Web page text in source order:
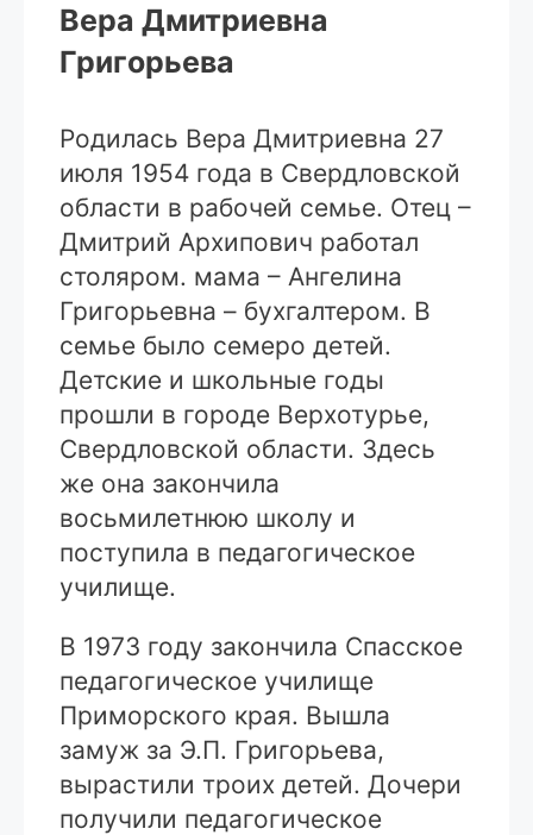
Вера Дмитриевна
Григорьева
Родилась Вера Дмитриевна 27
июля 1954 года в Свердловской
области в рабочей семье. Отец –
Дмитрий Архипович работал
столяром. мама – Ангелина
Григорьевна – бухгалтером. В
семье было семеро детей.
Детские и школьные годы
прошли в городе Верхотурье,
Свердловской области. Здесь
же она закончила
восьмилетнюю школу и
поступила в педагогическое
училище.
В 1973 году закончила Спасское
педагогическое училище
Приморского края. Вышла
замуж за Э.П. Григорьева,
вырастили троих детей. Дочери
получили педагогическое